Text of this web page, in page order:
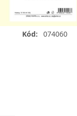
Kód: 074060